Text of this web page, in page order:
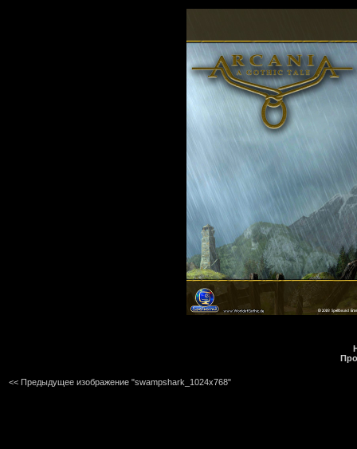
<< Предыдущее изображение "swampshark_1024x768"